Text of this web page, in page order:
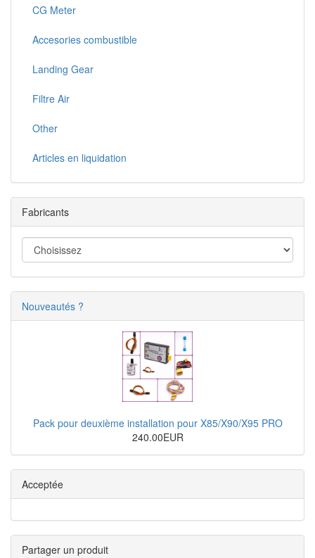
CG Meter
Accesories combustible
Landing Gear
Filtre Air
Other
Articles en liquidation
Fabricants
Nouveautés ?
Pack pour deuxième installation pour X85/X90/X95 PRO
240.00EUR
Acceptée
Partager un produit